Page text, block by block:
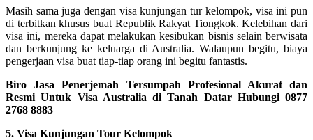
Masih sama juga dengan visa kunjungan tur kelompok, visa ini pun
di terbitkan khusus buat Republik Rakyat Tiongkok. Kelebihan dari
visa ini, mereka dapat melakukan kesibukan bisnis selain berwisata
dan berkunjung ke keluarga di Australia. Walaupun begitu, biaya
pengerjaan visa buat tiap-tiap orang ini begitu fantastis.
Biro Jasa Penerjemah Tersumpah Profesional Akurat dan
Resmi Untuk Visa Australia di Tanah Datar Hubungi 0877
2768 8883
5. Visa Kunjungan Tour Kelompok